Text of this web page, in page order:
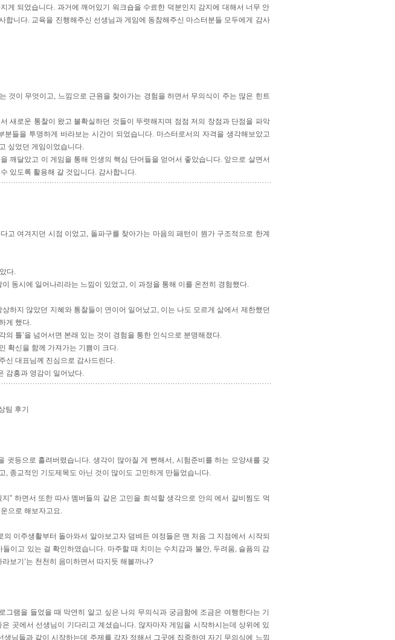
게 되었습니다. 과거에 깨어있기 워크숍을 수료한 덕분인지 감지에 대해서 너무 안
합니다. 교육을 진행해주신 선생님과 게임에 동참해주신 마스터분들 모두에게 감사
것이 무엇이고, 느낌으로 근원을 찾아가는 경험을 하면서 무의식이 주는 많은 힌트
새로운 통찰이 왔고 불확실하던 것들이 뚜렷해지며 점점 저의 장점과 단점을 파악
들을 투명하게 바라보는 시간이 되었습니다. 마스터로서의 자격을 생각해보았고
싶었던 게임이었습니다.
깨달았고 이 게임을 통해 인생의 핵심 단어들을 얻어서 좋았습니다. 앞으로 살면서
있도록 활용해 갈 것입니다. 감사합니다.
고 여겨지던 시점 이었고, 돌파구를 찾아가는 마음의 패턴이 뭔가 구조적으로 한계
다.
동시에 일어나리라는 느낌이 있었고, 이 과정을 통해 이를 온전히 경험했다.
하지 않았던 지혜와 통찰들이 연이어 일어났고, 이는 나도 모르게 삶에서 제한했던
게 했다.
의 틀’을 넘어서면 본래 있는 것이 경험을 통한 인식으로 분명해졌다.
확신을 함께 가져가는 기쁨이 크다.
신 대표님께 진심으로 감사드린다.
감흥과 영감이 일어났다.
팀 후기
귓등으로 흘려버렸습니다. 생각이 많아질 게 뻔해서, 시험준비를 하는 모양새를 갖
, 종교적인 기도제목도 아닌 것이 많이도 고민하게 만들었습니다.
” 하면서 또한 따사 멤버들의 같은 고민을 희석할 생각으로 안의 에서 갈비찜도 먹
으로 해보자고요.
이주생활부터 돌아와서 알아보고자 덤벼든 여정들은 맨 처음 그 지점에서 시작되
들이고 있는 걸 확인하였습니다. 마주할 때 치미는 수치감과 불안, 두려움, 슬픔의 감
보기’는 천천히 음미하면서 따지듯 해볼까나?
그램을 들었을 때 막연히 알고 싶은 나의 무의식과 궁금함에 조금은 여행한다는 기
곳에서 선생님이 기다리고 계셨습니다. 않자마자 게임을 시작하시는데 상위에 있
님들과 같이 시작하는데 주제를 각자 정해서 그곳에 집중하여 자기 무의식에 느낌